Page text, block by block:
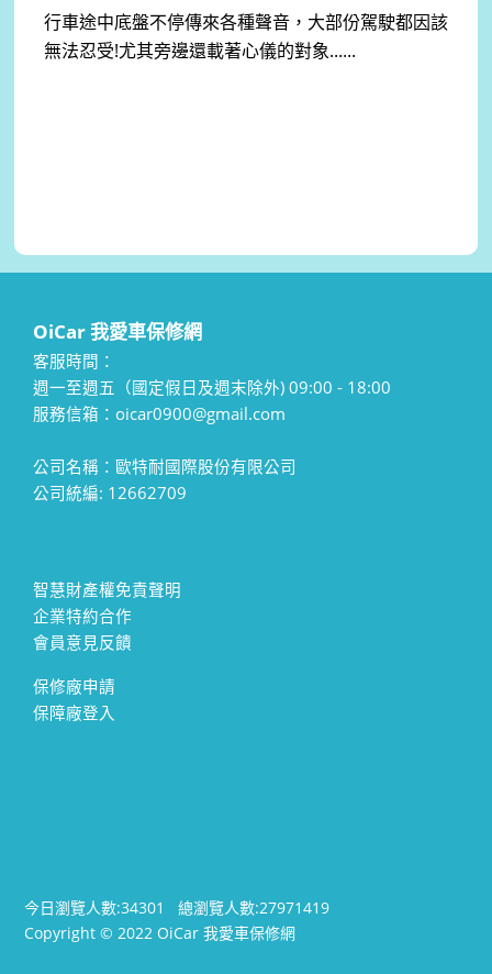
行車途中底盤不停傳來各種聲音，大部份駕駛都因該
無法忍受!尤其旁邊還載著心儀的對象......
OiCar 我愛車保修網
客服時間：
週一至週五（國定假日及週末除外) 09:00 - 18:00
服務信箱：oicar0900@gmail.com
公司名稱：歐特耐國際股份有限公司
公司統編: 12662709
智慧財產權免責聲明
企業特約合作
會員意見反饋
保修廠申請
保障廠登入
今日瀏覽人數:34301總瀏覽人數:27971419
Copyright © 2022 OiCar 我愛車保修網